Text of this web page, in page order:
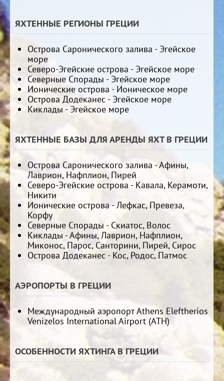
ЯХТЕННЫЕ РЕГИОНЫ ГРЕЦИИ
Острова Саронического залива - Эгейское
море
Северо-Эгейские острова - Эгейское море
Северные Спорады - Эгейское море
Ионические острова - Ионическое море
Острова Додеканес - Эгейское море
Киклады - Эгейское море
ЯХТЕННЫЕ БАЗЫ ДЛЯ АРЕНДЫ ЯХТ В ГРЕЦИИ
Острова Саронического залива - Афины,
Лаврион, Нафплион, Пирей
Северо-Эгейские острова - Кавала, Керамоти,
Никити
Ионические острова - Лефкас, Превеза,
Корфу
Северные Спорады - Скиатос, Волос
Киклады - Афины, Лаврион, Нафплион,
Миконос, Парос, Санторини, Пирей, Сирос
Острова Додеканес - Кос, Родос, Патмос
АЭРОПОРТЫ В ГРЕЦИИ
Международный аэропорт Athens Eleftherios
Venizelos International Airport (ATH)
ОСОБЕННОСТИ ЯХТИНГА В ГРЕЦИИ